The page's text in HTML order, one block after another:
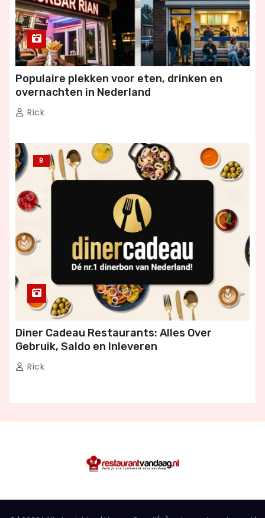
Populaire plekken voor eten, drinken en
overnachten in Nederland
Rick
B
L
O
G
Diner Cadeau Restaurants: Alles Over
Gebruik, Saldo en Inleveren
Rick